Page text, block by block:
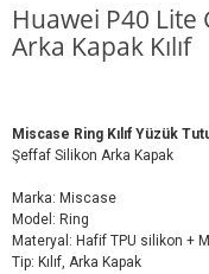
Huawei P40 Lite
Arka Kapak Kılıf
Miscase Ring Kılıf Yüzük
Şeffaf Silikon Arka Kapak
Marka: Miscase
Model: Ring
Materyal: Hafif TPU silikon +
Tip: Kılıf, Arka Kapak